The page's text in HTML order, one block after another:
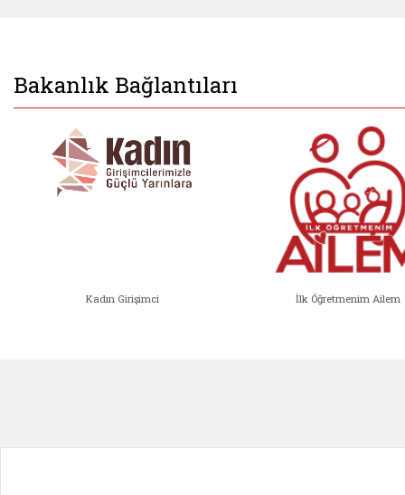
Bakanlık Bağlantıları
Kadın Girişimci İlk Öğretmenim Ailem